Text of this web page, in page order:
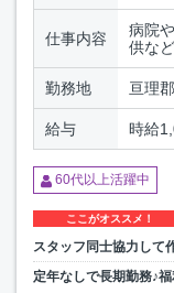
仕事内容
病院
供な
勤務地 亘理郡
給与 時給
60代以上活躍中
ここがオススメ！
スタッフ同士協力して
定年なしで長期勤務♪